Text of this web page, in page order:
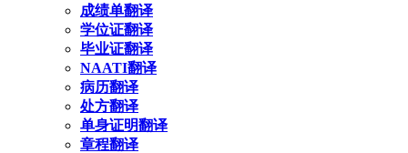
成绩单翻译
学位证翻译
毕业证翻译
NAATI翻译
病历翻译
处方翻译
单身证明翻译
章程翻译